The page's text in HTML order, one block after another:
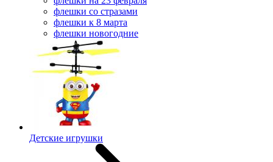
флешки со стразами
флешки к 8 марта
флешки новогодние
Детские игрушки